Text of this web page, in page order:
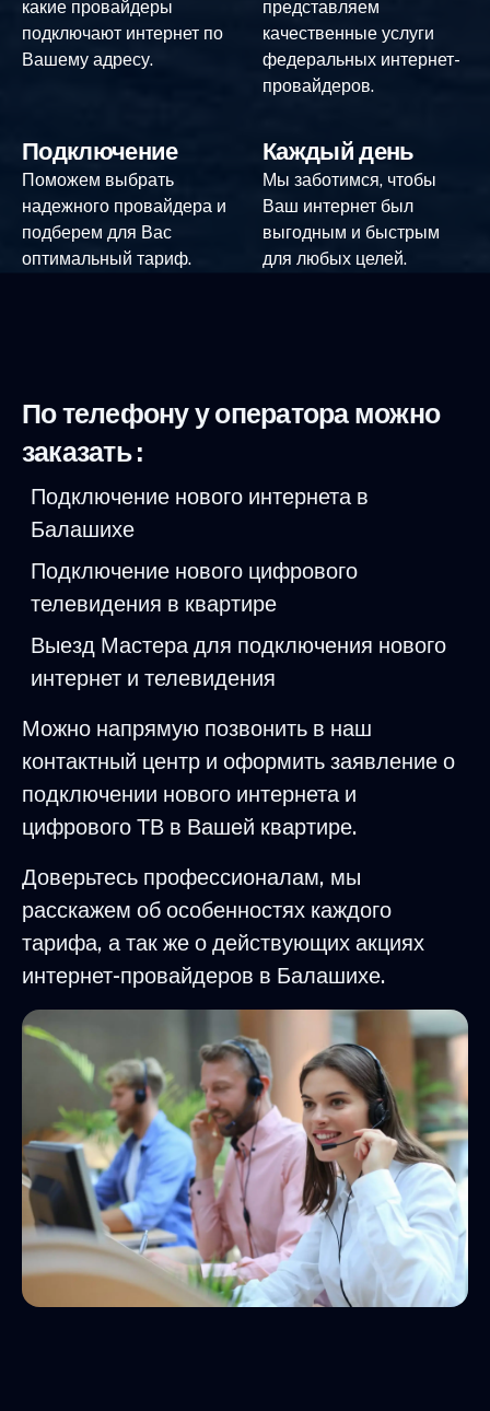
какие провайдеры
подключают интернет по
Вашему адресу.
представляем
качественные услуги
федеральных интернет-
провайдеров.
Подключение
Поможем выбрать
надежного провайдера и
подберем для Вас
оптимальный тариф.
Каждый день
Мы заботимся, чтобы
Ваш интернет был
выгодным и быстрым
для любых целей.
По телефону у оператора можно
заказать :
Подключение нового интернета в
Балашихе
Подключение нового цифрового
телевидения в квартире
Выезд Мастера для подключения нового
интернет и телевидения
Можно напрямую позвонить в наш
контактный центр и оформить заявление о
подключении нового интернета и
цифрового ТВ в Вашей квартире.
Доверьтесь профессионалам, мы
расскажем об особенностях каждого
тарифа, а так же о действующих акциях
интернет-провайдеров в Балашихе.